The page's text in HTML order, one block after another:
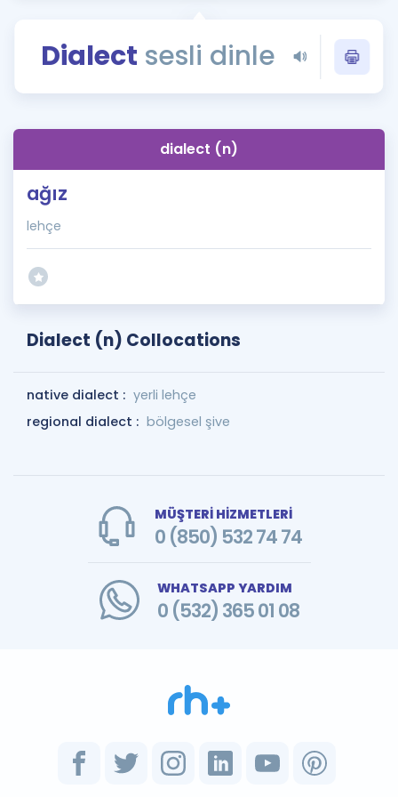
Rehberlik Aracı
ÖSYM Sınav Takvimi
Kampanyalar
Blog
Dialect sesli dinle
dialect (n)
ağız
lehçe
Dialect (n) Collocations
native dialect : yerli lehçe
regional dialect : bölgesel şive
MÜŞTERİ HİZMETLERİ
0 (850) 532 74 74
WHATSAPP YARDIM
0 (532) 365 01 08